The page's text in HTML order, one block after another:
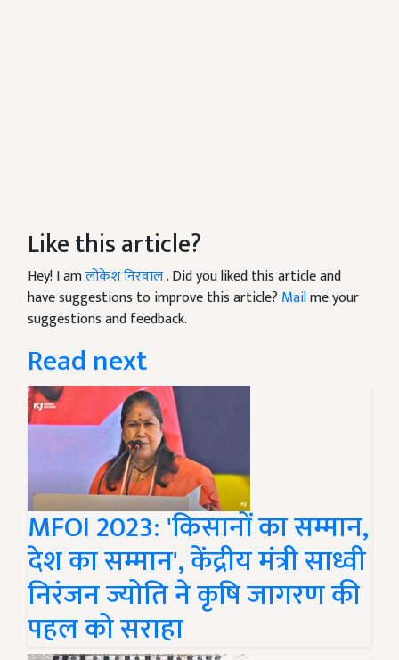
Like this article?
Hey! I amलोकेश निरवाल. Did you liked this article and
have suggestions to improve this article? Mailme your
suggestions and feedback.
Read next
MFOI 2023: 'किसानों का सम्मान,
देश का सम्मान', केंद्रीय मंत्री साध्वी
निरंजन ज्योति ने कृषि जागरण की
पहल को सराहा